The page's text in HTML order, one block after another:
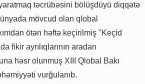
təcrübəsini bölüşdüyü diqqətə
mövcud olan qlobal
ötən həftə keçirilmiş "Keçid
fikir ayrılıqlarının aradan
həsr olunmuş XIII Qlobal Bakı
vurğulanıb.